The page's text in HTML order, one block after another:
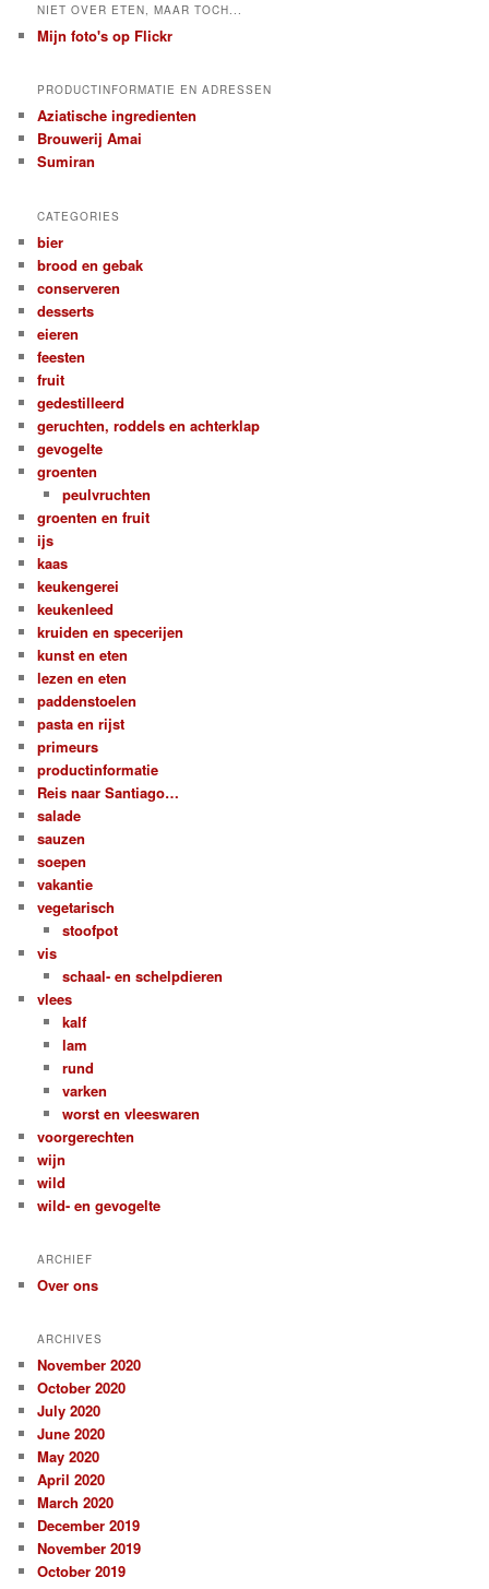
NIET OVER ETEN, MAAR TOCH...
Mijn foto's op Flickr
PRODUCTINFORMATIE EN ADRESSEN
Aziatische ingredienten
Brouwerij Amai
Sumiran
CATEGORIES
bier
brood en gebak
conserveren
desserts
eieren
feesten
fruit
gedestilleerd
geruchten, roddels en achterklap
gevogelte
groenten
peulvruchten
groenten en fruit
ijs
kaas
keukengerei
keukenleed
kruiden en specerijen
kunst en eten
lezen en eten
paddenstoelen
pasta en rijst
primeurs
productinformatie
Reis naar Santiago…
salade
sauzen
soepen
vakantie
vegetarisch
stoofpot
vis
schaal- en schelpdieren
vlees
kalf
lam
rund
varken
worst en vleeswaren
voorgerechten
wijn
wild
wild- en gevogelte
ARCHIEF
Over ons
ARCHIVES
November 2020
October 2020
July 2020
June 2020
May 2020
April 2020
March 2020
December 2019
November 2019
October 2019